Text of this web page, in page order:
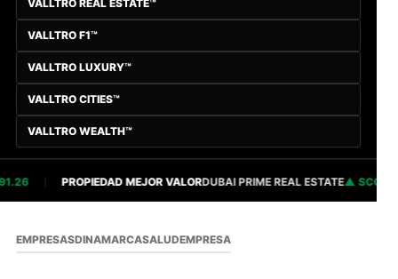
VALLTRO REAL ESTATE™
VALLTRO F1™
VALLTRO LUXURY™
VALLTRO CITIES™
VALLTRO WEALTH™
PROPIEDAD MEJOR VALORDUBAI PRIME REAL ESTATE SCORE
EMPRESASDINAMARCASALUDEMPRESA